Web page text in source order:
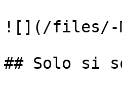
![](/files/-
## Solo si